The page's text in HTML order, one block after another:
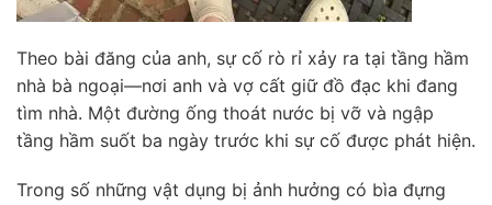
Theo bài đăng của anh, sự cố rò rỉ xảy ra tại tầng hầm
nhà bà ngoại—nơi anh và vợ cất giữ đồ đạc khi đang
tìm nhà. Một đường ống thoát nước bị vỡ và ngập
tầng hầm suốt ba ngày trước khi sự cố được phát hiện.
Trong số những vật dụng bị ảnh hưởng có bìa đựng